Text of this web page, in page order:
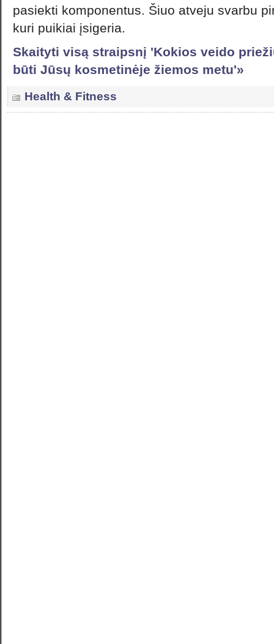
pasiekti komponentus. Šiuo atveju svarbu
kuri puikiai įsigeria.
Skaityti visą straipsnį 'Kokios veido
būti Jūsų kosmetinėje žiemos metu'»
Health & Fitness